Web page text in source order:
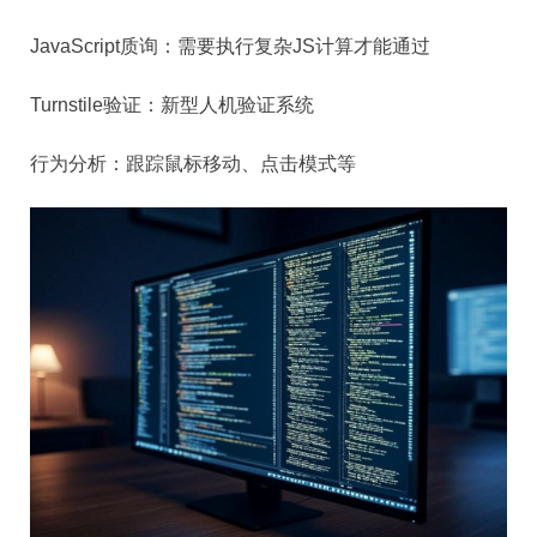
JavaScript质询：需要执行复杂JS计算才能通过
Turnstile验证：新型人机验证系统
行为分析：跟踪鼠标移动、点击模式等